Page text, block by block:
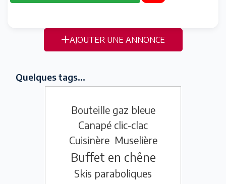
AJOUTER UNE ANNONCE
Quelques tags...
Bouteille gaz bleue
Canapé clic-clac
Cuisinère Muselière
Buffet en chêne
Skis paraboliques